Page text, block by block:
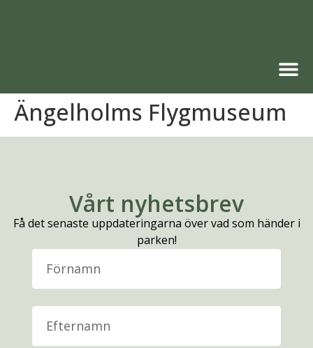
Ängelholms Flygmuseum
Vårt nyhetsbrev
Få det senaste uppdateringarna över vad som händer i
parken!